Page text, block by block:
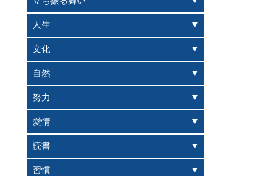
人生
文化
自然
努力
愛情
読書
習慣